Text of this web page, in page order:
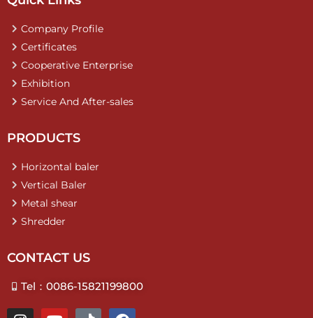
Company Profile
Certificates
Cooperative Enterprise
Exhibition
Service And After-sales
PRODUCTS
Horizontal baler
Vertical Baler
Metal shear
Shredder
CONTACT US
Tel：0086-15821199800
I Y T F